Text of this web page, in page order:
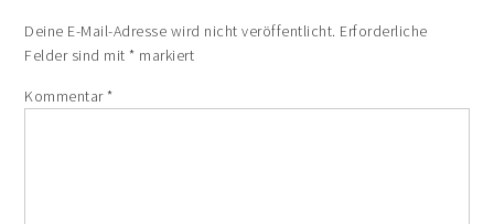
Deine E-Mail-Adresse wird nicht veröffentlicht. Erforderliche
Felder sind mit* markiert
Kommentar*